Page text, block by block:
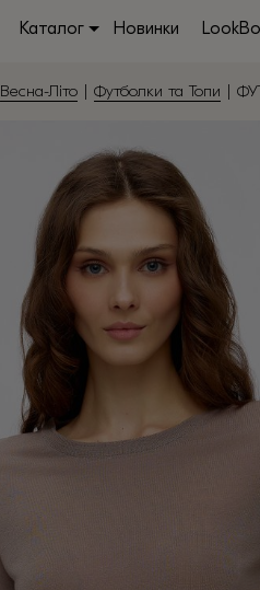
Каталог Новинки
Весна-Літо | Футболки та Топи |